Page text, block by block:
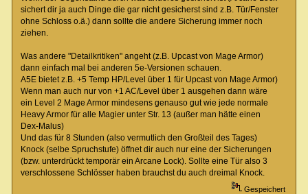
sichert dir ja auch Dinge die gar nicht gesicherst sind z.B. Tür/Fenster
ohne Schloss o.ä.) dann sollte die andere Sicherung immer noch
ziehen.
Was andere "Detailkritiken" angeht (z.B. Upcast von Mage Armor)
dann einfach mal bei anderen 5e-Versionen schauen.
A5E bietet z.B. +5 Temp HP/Level über 1 für Upcast von Mage Armor)
Wenn man auch nur von +1 AC/Level über 1 ausgehen dann wäre
ein Level 2 Mage Armor mindesens genauso gut wie jede normale
Heavy Armor für alle Magier unter Str. 13 (außer man hätte einen
Dex-Malus)
Und das für 8 Stunden (also vermutlich den Großteil des Tages)
Knock (selbe Spruchstufe) öffnet dir auch nur eine der Sicherungen
(bzw. unterdrückt temporär ein Arcane Lock). Sollte eine Tür also 3
verschlossene Schlösser haben brauchst du auch dreimal Knock.
Gespeichert